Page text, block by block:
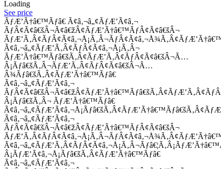
Loading
See price
ÃƒÆ’Ã†â€™Ãƒâ€ Ã¢â‚¬â„¢ÃƒÆ’Ã¢â‚¬
ÃƒÂ¢Ã¢â€šÂ¬Ã¢â€žÂ¢ÃƒÆ’Ã†â€™ÃƒÂ¢Ã¢â€šÂ¬
Ã¢â‚¬â„¢ÃƒÆ’Ã‚Â¢ÃƒÂ¢Ã¢â‚¬Å¡Ã‚Â¬
ÃƒÆ’Ã†â€™Ãƒâ€šÃ‚Â¢ÃƒÆ’Ã‚Â¢ÃƒÂ¢Ã¢â€šÂ¬Ã…
Â¡Ãƒâ€šÃ‚Â¬ÃƒÆ’Ã‚Â¢ÃƒÂ¢Ã¢â€šÂ¬Ã…
Â¾Ãƒâ€šÃ‚Â¢ÃƒÆ’Ã†â€™Ãƒâ€
Ã¢â‚¬â„¢ÃƒÆ’Ã¢â‚¬
Â¡Ãƒâ€šÃ‚Â¬ ÃƒÆ’Ã†â€™Ãƒâ€
Ã¢â‚¬â„¢ÃƒÆ’Ã¢â‚¬
ÃƒÂ¢Ã¢â€šÂ¬Ã¢â€žÂ¢ÃƒÆ’Ã†â€™ÃƒÂ¢Ã¢â€šÂ¬
Â¡ÃƒÆ’Ã¢â‚¬Å¡Ãƒâ€šÃ‚Â¢ÃƒÆ’Ã†â€™Ãƒâ€
Ã¢â‚¬â„¢ÃƒÆ’Ã¢â‚¬